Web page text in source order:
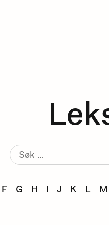
Søk
etter:
F G H I J K L M